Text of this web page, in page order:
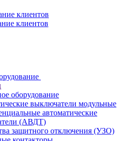
клиентов
клиентов
оборудование
выключатели модульные
автоматические
(АВДТ)
защитного отключения (УЗО)